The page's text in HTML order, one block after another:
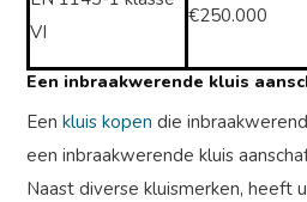
VI
€250.000
Een inbraakwerende kluis
Eenkluis kopen die
een inbraakwerende kluis
Naast diverse kluismerken, heeft